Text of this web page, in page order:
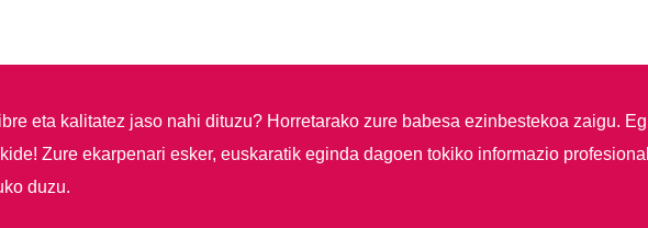
eta kalitatez jaso nahi dituzu? Horretarako zure babesa ezinbestekoa zaigu.
Zure ekarpenari esker, euskaratik eginda dagoen tokiko informazio
duzu.